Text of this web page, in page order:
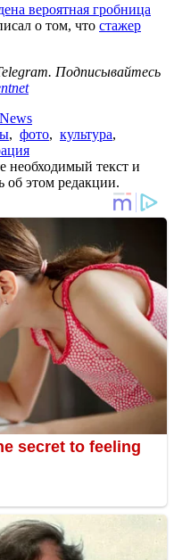
вероятная гробница
о том, что стажер
Подписывайтесь
, фото, культура,
необходимый текст и
об этом редакции.